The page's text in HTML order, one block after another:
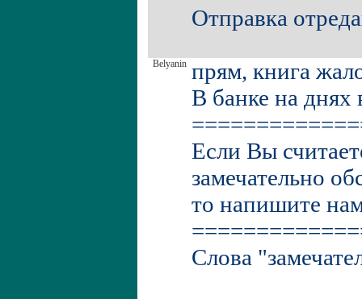
Отправка
Belyanin прям, книга
В банке на днях
Если Вы
замечательно
то напишите
Слова